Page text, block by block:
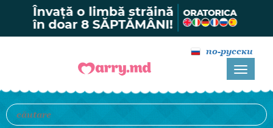
по-русски